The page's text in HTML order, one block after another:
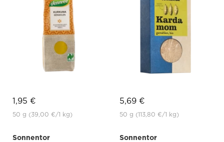
1,95 €
50 g (39,00 €/1 kg)
5,69 €
50 g (113,80 €/1 kg)
Sonnentor
Sonnentor